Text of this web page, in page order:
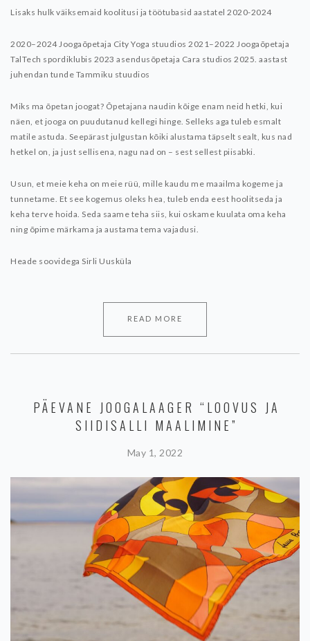
Lisaks hulk väiksemaid koolitusi ja töötubasid aastatel 2020-2024
2020–2024 Joogaõpetaja City Yoga stuudios 2021–2022 Joogaõpetaja
TalTech spordiklubis 2023 asendusõpetaja Cara studios 2025. aastast
juhendan tunde Tammiku stuudios
Miks ma õpetan joogat? Õpetajana naudin kõige enam neid hetki, kui
näen, et jooga on puudutanud kellegi hinge. Selleks aga tuleb esmalt
matile astuda. Seepärast julgustan kõiki alustama täpselt sealt, kus nad
hetkel on, ja just sellisena, nagu nad on – sest sellest piisabki.
Usun, et meie keha on meie rüü, mille kaudu me maailma kogeme ja
tunnetame. Et see kogemus oleks hea, tuleb enda eest hoolitseda ja
keha terve hoida. Seda saame teha siis, kui oskame kuulata oma keha
ning õpime märkama ja austama tema vajadusi.
Heade soovidega Sirli Uusküla
READ MORE
PÄEVANE JOOGALAAGER “LOOVUS JA
SIIDISALLI MAALIMINE”
May 1, 2022